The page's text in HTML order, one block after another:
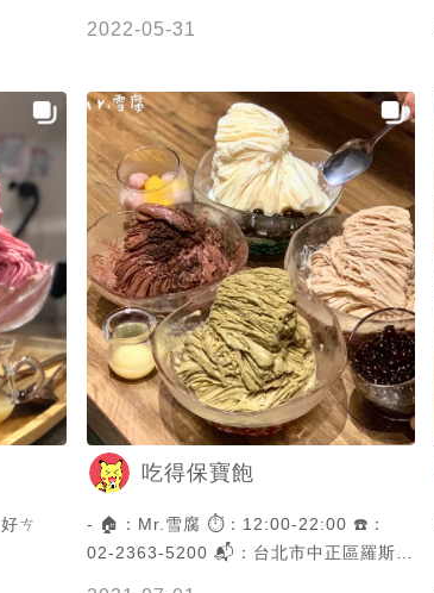
2022-05-31
好吃但會口渴 我喜歡吃白玉珍珠 好ㄘ
吃得保寶飽
- 🏠：Mr.雪腐 ⏱：12:00-22:00 ☎️：
02-2363-5200 📬：台北市中正區羅斯福